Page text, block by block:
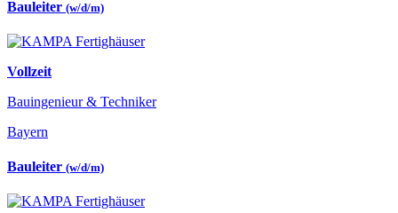
Bauleiter (w/d/m)
Vollzeit
Bauingenieur & Techniker
Bayern
Bauleiter (w/d/m)